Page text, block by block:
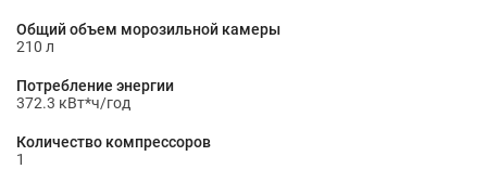
Общий объем морозильной камеры
210 л
Потребление энергии
372.3 кВт*ч/год
Количество компрессоров
1